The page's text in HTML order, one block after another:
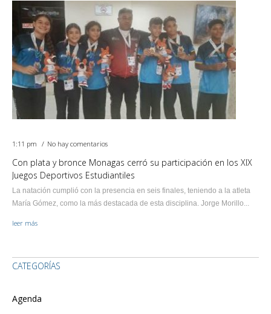
1:11 pm No hay comentarios
Con plata y bronce Monagas cerró su participación en los XIX
Juegos Deportivos Estudiantiles
La natación cumplió con la presencia en seis finales, teniendo a la atleta
María Gómez, como la más destacada de esta disciplina. Jorge Morillo...
leer más
CATEGORÍAS
Agenda